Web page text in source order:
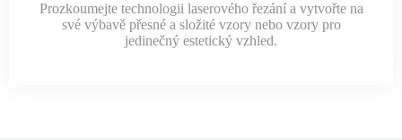
Prozkoumejte technologii laserového řezání a vytvořte na
své výbavě přesné a složité vzory nebo vzory pro
jedinečný estetický vzhled.